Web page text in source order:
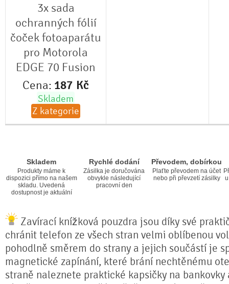
3x sada
ochranných fólií
čoček fotoaparátu
pro Motorola
EDGE 70 Fusion
Cena: 187 Kč
Skladem
Z kategorie
Skladem
Produkty máme k
dispozici přímo na našem
skladu. Uvedená
dostupnost je aktuální
Rychlé dodání
Zásilka je doručována
obvykle následující
pracovní den
Převodem, dobírkou
Plaťte převodem na účet
nebo při převzetí zásilky
Zavírací knížková pouzdra jsou díky své
chránit telefon ze všech stran velmi oblíbenou
pohodlně směrem do strany a jejich součástí je
magnetické zapínání, které brání nechtěnému
straně naleznete praktické kapsičky na bankovky